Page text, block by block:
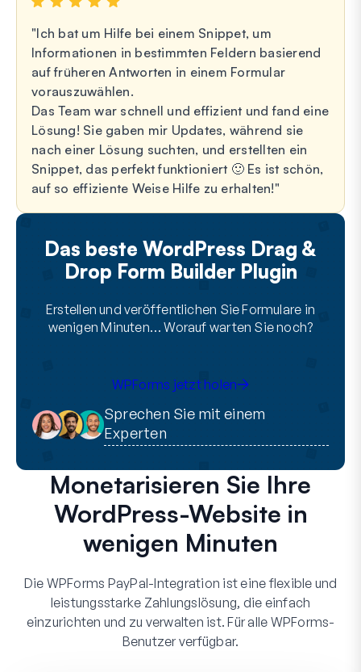
Ich bat um Hilfe bei einem Snippet, um
Informationen in bestimmten Feldern basierend
auf früheren Antworten in einem Formular
vorauszuwählen.
Das Team war schnell und effizient und fand eine
Lösung! Sie gaben mir Updates, während sie
nach einer Lösung suchten, und erstellten ein
Snippet, das perfekt funktioniert 🙂 Es ist schön,
auf so effiziente Weise Hilfe zu erhalten!
Das beste WordPress Drag &
Drop Form Builder Plugin
Erstellen und veröffentlichen Sie Formulare in
wenigen Minuten… Worauf warten Sie noch?
WPForms jetzt holen
Sprechen Sie mit einem
Experten
Monetarisieren Sie Ihre
WordPress-Website in
wenigen Minuten
Die WPForms PayPal-Integration ist eine flexible und
leistungsstarke Zahlungslösung, die einfach
einzurichten und zu verwalten ist. Für alle WPForms-
Benutzer verfügbar.